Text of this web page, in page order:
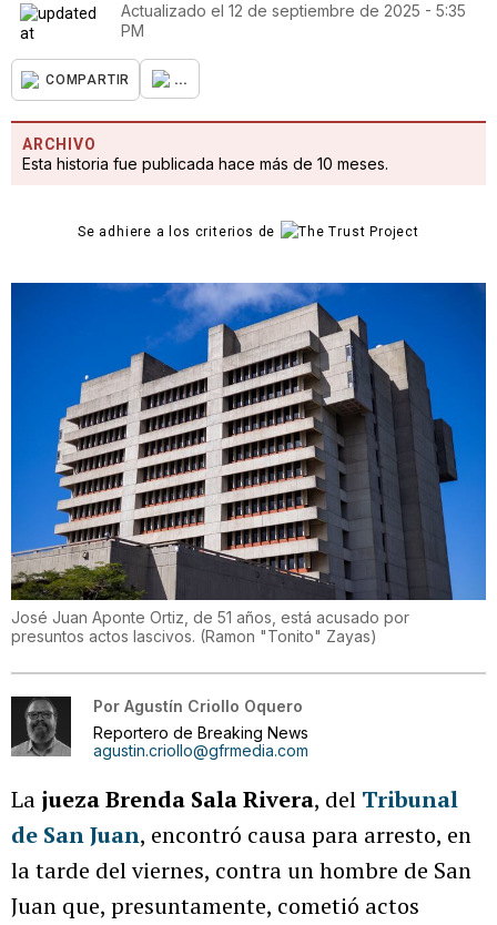
Actualizado el12 de septiembre de 2025 - 5:35
PM
COMPARTIR ...
ARCHIVO
Esta historia fue publicada hace más de 10 meses.
Se adhiere a los criterios de
José Juan Aponte Ortiz, de 51 años, está acusado por
presuntos actos lascivos. (Ramon "Tonito" Zayas)
Por Agustín Criollo Oquero
Reportero de Breaking News
agustin.criollo@gfrmedia.com
La jueza Brenda Sala Rivera, del Tribunal
de San Juan, encontró causa para arresto, en
la tarde del viernes, contra un hombre de San
Juan que, presuntamente, cometió actos